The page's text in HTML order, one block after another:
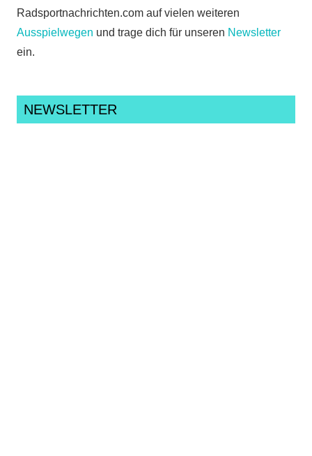
Radsportnachrichten.com auf vielen weiteren
Ausspielwegen und trage dich für unseren Newsletter
ein.
NEWSLETTER